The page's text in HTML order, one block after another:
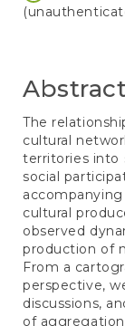
The
cultural
territories into
social
cultural
observed
production of
From a
perspective,
discussions,
of